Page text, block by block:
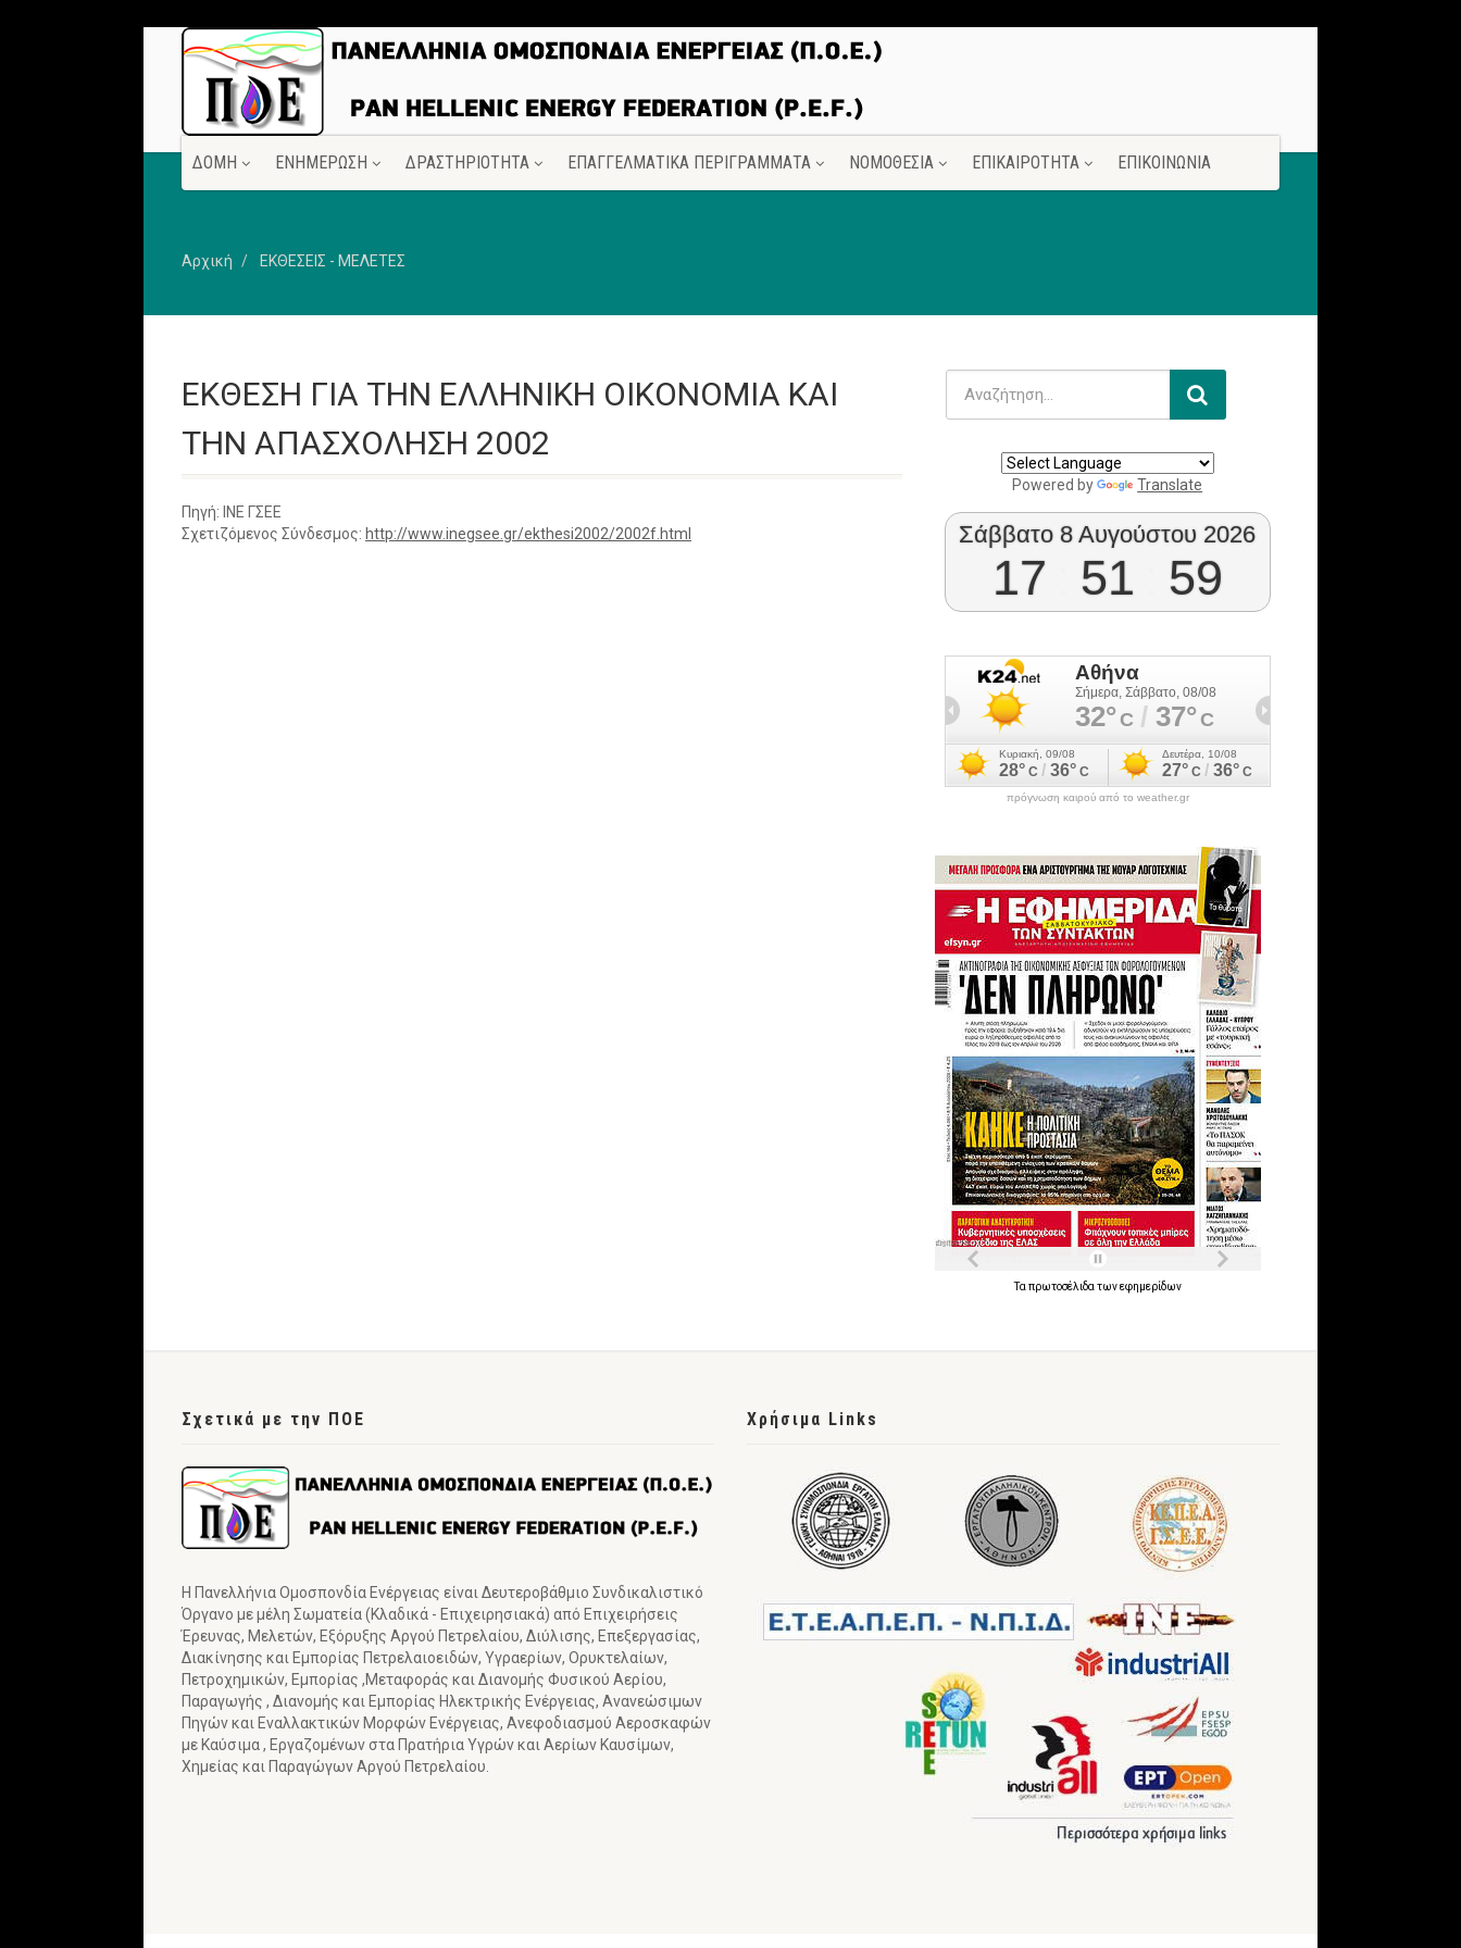
ΔΟΜΗ ΕΝΗΜΕΡΩΣΗ ΔΡΑΣΤΗΡΙΟΤΗΤΑ ΕΠΑΓΓΕΛΜΑΤΙΚΑ ΠΕΡΙΓΡΑΜΜΑΤΑ ΝΟΜΟΘΕΣΙΑ ΕΠΙΚΑΙΡΟΤΗΤΑ ΕΠΙΚΟΙΝΩΝΙΑ
Αρχική ΕΚΘΕΣΕΙΣ - ΜΕΛΕΤΕΣ
ΕΚΘΕΣΗ ΓΙΑ ΤΗΝ ΕΛΛΗΝΙΚΗ ΟΙΚΟΝΟΜΙΑ ΚΑΙ
ΤΗΝ ΑΠΑΣΧΟΛΗΣΗ 2002
Πηγή: ΙΝΕ ΓΣΕΕ
Σχετιζόμενος Σύνδεσμος: http://www.inegsee.gr/ekthesi2002/2002f.html
Powered by Translate
Σάββατο 8 Αυγούστου 2026
17 52 00
πρόγνωση καιρού από το weather.gr
Ταπρωτοσέλιδατωνεφημερίδων
Σχετικά με την ΠΟΕ
Η Πανελλήνια Ομοσπονδία Ενέργειας είναι Δευτεροβάθμιο Συνδικαλιστικό
Όργανο με μέλη Σωματεία (Κλαδικά - Επιχειρησιακά) από Επιχειρήσεις
Έρευνας, Μελετών, Εξόρυξης Αργού Πετρελαίου, Διύλισης, Επεξεργασίας,
Διακίνησης και Εμπορίας Πετρελαιοειδών, Υγραερίων, Ορυκτελαίων,
Πετροχημικών, Εμπορίας ,Μεταφοράς και Διανομής Φυσικού Αερίου,
Παραγωγής , Διανομής και Εμπορίας Ηλεκτρικής Ενέργειας, Ανανεώσιμων
Πηγών και Εναλλακτικών Μορφών Ενέργειας, Ανεφοδιασμού Αεροσκαφών
με Καύσιμα , Εργαζομένων στα Πρατήρια Υγρών και Αερίων Καυσίμων,
Χημείας και Παραγώγων Αργού Πετρελαίου.
Χρήσιμα Links